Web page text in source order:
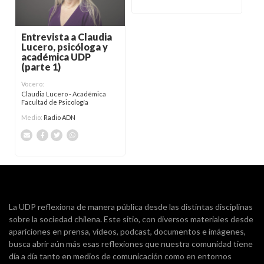
Entrevista a Claudia
Lucero, psicóloga y
académica UDP
(parte 1)
Vocero:
Claudia Lucero - Académica
Facultad de Psicología
Medio: Radio ADN
La UDP reflexiona de manera pública desde las distintas disciplinas
sobre la sociedad chilena. Este sitio, con diversos materiales desde
apariciones en prensa, videos, podcast, documentos e imágenes,
busca abrir aún más esas reflexiones que nuestra comunidad tiene
día a día tanto en medios de comunicación como en entornos